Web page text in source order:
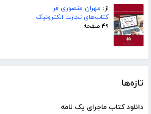
از: مهران منصوری فر
کتاب‌های تجارت الکترونیک
۴۹ صفحه
تازه‌ها
دانلود کتاب ماجرای یک نامه